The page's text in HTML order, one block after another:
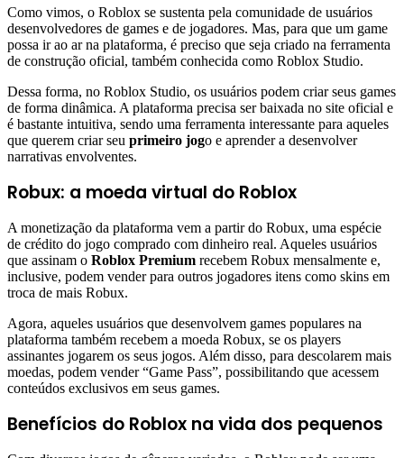
Como vimos, o Roblox se sustenta pela comunidade de usuários
desenvolvedores de games e de jogadores. Mas, para que um game
possa ir ao ar na plataforma, é preciso que seja criado na ferramenta
de construção oficial, também conhecida como Roblox Studio.
Dessa forma, no Roblox Studio, os usuários podem criar seus games
de forma dinâmica. A plataforma precisa ser baixada no site oficial e
é bastante intuitiva, sendo uma ferramenta interessante para aqueles
que querem criar seu primeiro jogo e aprender a desenvolver
narrativas envolventes.
Robux: a moeda virtual do Roblox
A monetização da plataforma vem a partir do Robux, uma espécie
de crédito do jogo comprado com dinheiro real. Aqueles usuários
que assinam o Roblox Premium recebem Robux mensalmente e,
inclusive, podem vender para outros jogadores itens como skins em
troca de mais Robux.
Agora, aqueles usuários que desenvolvem games populares na
plataforma também recebem a moeda Robux, se os players
assinantes jogarem os seus jogos. Além disso, para descolarem mais
moedas, podem vender “Game Pass”, possibilitando que acessem
conteúdos exclusivos em seus games.
Benefícios do Roblox na vida dos pequenos